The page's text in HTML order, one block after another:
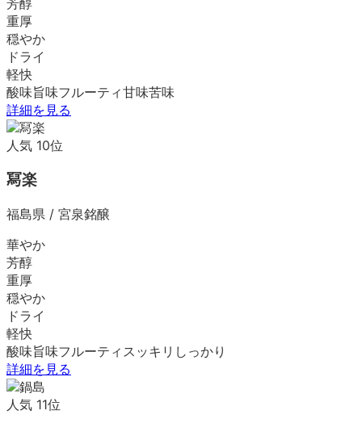
重厚
穏やか
ドライ
軽快
酸味旨味フルーティ甘味苦味
詳細を見る
人気 10位
冩楽
福島県 / 宮泉銘醸
華やか
芳醇
重厚
穏やか
ドライ
軽快
酸味旨味フルーティ スッキリ しっかり
詳細を見る
人気 11位